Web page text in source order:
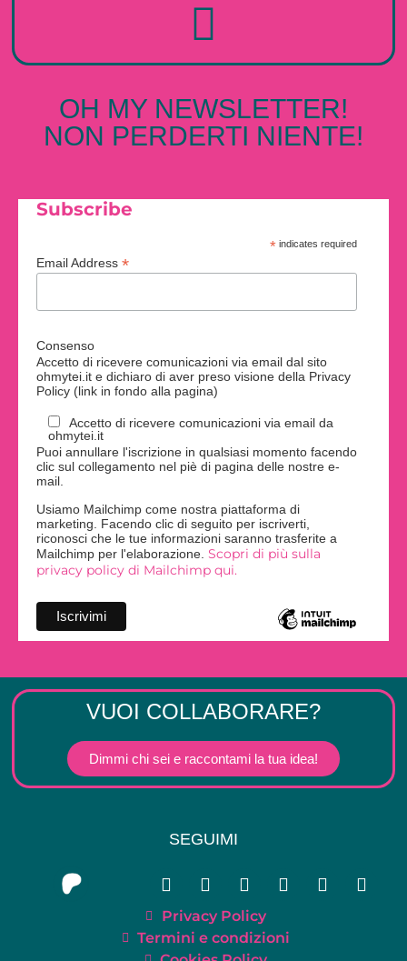
OH MY NEWSLETTER!
NON PERDERTI NIENTE!
Subscribe
* indicates required
Email Address *
Consenso
Accetto di ricevere comunicazioni via email dal sito
ohmytei.it e dichiaro di aver preso visione della Privacy
Policy (link in fondo alla pagina)
Accetto di ricevere comunicazioni via email da
ohmytei.it
Puoi annullare l'iscrizione in qualsiasi momento facendo
clic sul collegamento nel piè di pagina delle nostre e-
mail.
Usiamo Mailchimp come nostra piattaforma di
marketing. Facendo clic di seguito per iscriverti,
riconosci che le tue informazioni saranno trasferite a
Mailchimp per l'elaborazione. Scopri di più sulla
privacy policy di Mailchimp qui.
VUOI COLLABORARE?
Dimmi chi sei e raccontami la tua idea!
SEGUIMI
Privacy Policy
Termini e condizioni